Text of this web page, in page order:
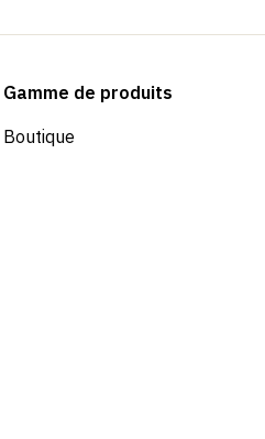
Gamme de produits
Boutique